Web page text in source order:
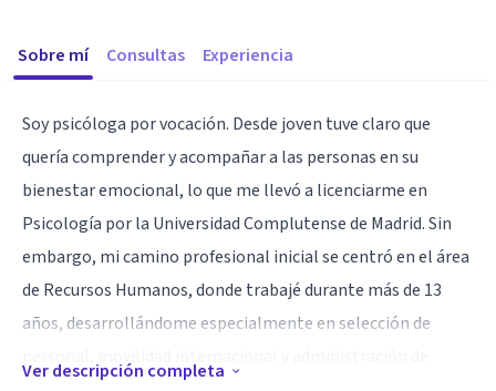
Sobre mí Consultas Experiencia
Soy psicóloga por vocación. Desde joven tuve claro que
quería comprender y acompañar a las personas en su
bienestar emocional, lo que me llevó a licenciarme en
Psicología por la Universidad Complutense de Madrid. Sin
embargo, mi camino profesional inicial se centró en el área
de Recursos Humanos, donde trabajé durante más de 13
años, desarrollándome especialmente en selección de
Ver descripción completa